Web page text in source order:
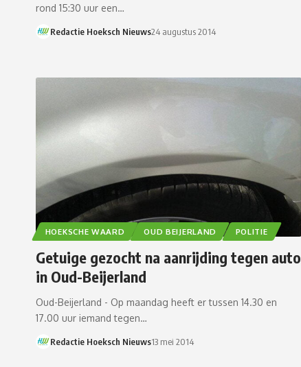
rond 15:30 uur een…
Redactie Hoeksch Nieuws24 augustus 2014
HOEKSCHE WAARD OUD BEIJERLAND POLITIE
Getuige gezocht na aanrijding tegen auto
in Oud-Beijerland
Oud-Beijerland - Op maandag heeft er tussen 14.30 en
17.00 uur iemand tegen…
Redactie Hoeksch Nieuws13 mei 2014